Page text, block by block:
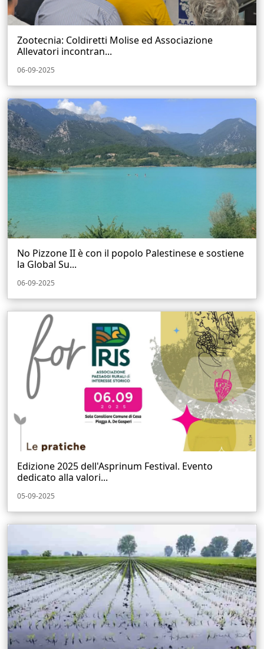
Zootecnia: Coldiretti Molise ed Associazione
Allevatori incontran...
06-09-2025
No Pizzone II è con il popolo Palestinese e sostiene
la Global Su...
06-09-2025
Edizione 2025 dell'Asprinum Festival. Evento
dedicato alla valori...
05-09-2025